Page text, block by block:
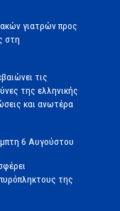
γιατρών προς
στη
τις
της ελληνικής
και ανωτέρα
6 Αυγούστου
της